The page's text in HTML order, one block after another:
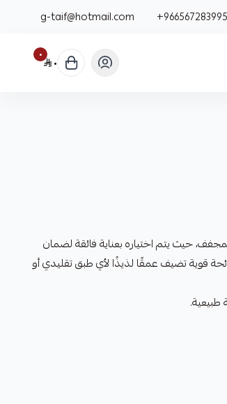
+966567283995
g-taif@hotmail.com
٠ ٠
حيث يتم اختياره بعناية فائقة لضمان
قوية تضيف عمقًا لذيذًا لأي طبق تقليدي أو